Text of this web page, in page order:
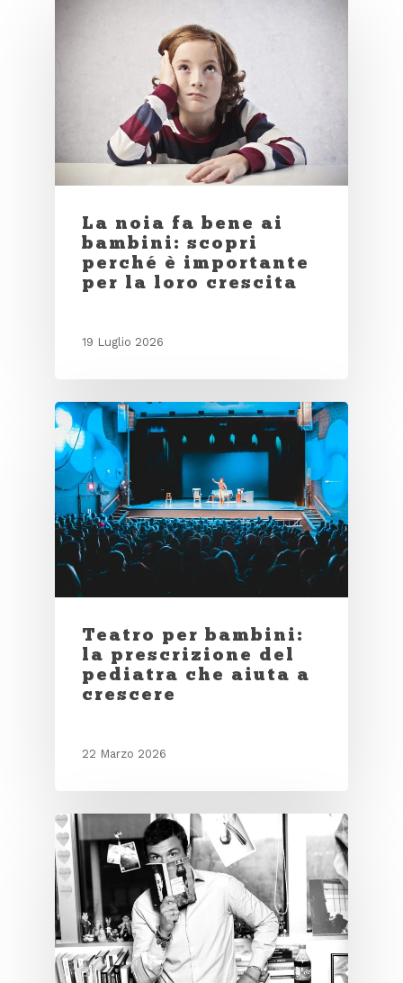
La noia fa bene ai
bambini: scopri
perché è importante
per la loro crescita
19 Luglio 2026
Teatro per bambini:
la prescrizione del
pediatra che aiuta a
crescere
22 Marzo 2026